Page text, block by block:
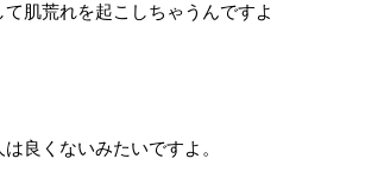
肌荒れを起こしちゃうんですよ
良くないみたいですよ。